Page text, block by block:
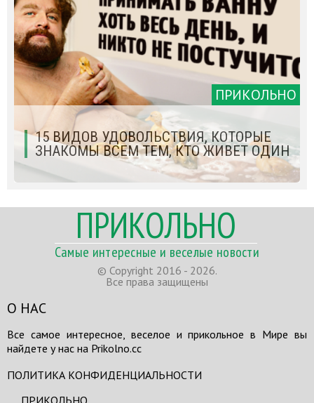
ПРИКОЛЬНО
15 ВИДОВ УДОВОЛЬСТВИЯ, КОТОРЫЕ
ЗНАКОМЫ ВСЕМ ТЕМ, КТО ЖИВЕТ ОДИН
ПРИКОЛЬНО
Самые интересные и веселые новости
© Copyright 2016 - 2026.
Все права защищены
О НАС
Все самое интересное, веселое и прикольное в Мире вы
найдете у нас на Prikolno.cc
ПОЛИТИКА КОНФИДЕНЦИАЛЬНОСТИ